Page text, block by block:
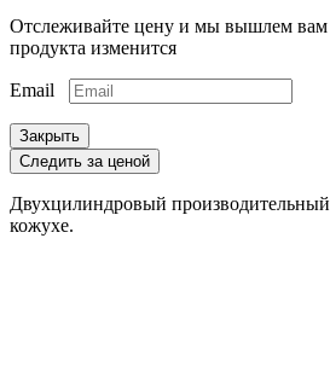
Отслеживайте цену и мы вышлем вам
продукта изменится
Email
Закрыть
Следить за ценой
Двухцилиндровый
кожухе.